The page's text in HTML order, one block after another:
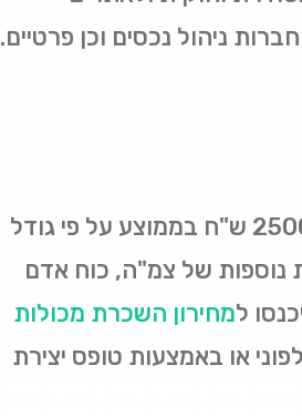
ניהול נכסים וכן פרטיים.
כמה עולה מכולה לפינוי פסולת? מחירי השכרת מכולות יכולים לנוע החל מ 500 ש"ח ועד 2500 ש"ח בממוצע על פי גודל
נוספות של צמ"ה, כוח אדם
למחירון השכרת מכולות
או באמצעות טופס יצירת